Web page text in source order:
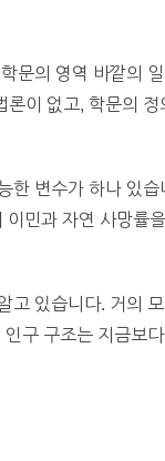
문의 영역 바깥의
이 없고, 학문의
변수가 하나 있
민과 자연 사망률
고 있습니다. 거의
구 구조는 지금보